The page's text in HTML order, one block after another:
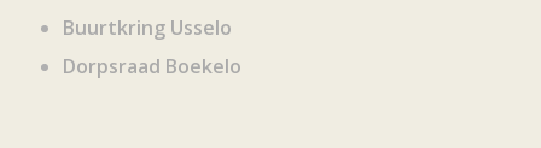
Buurtkring Usselo
Dorpsraad Boekelo